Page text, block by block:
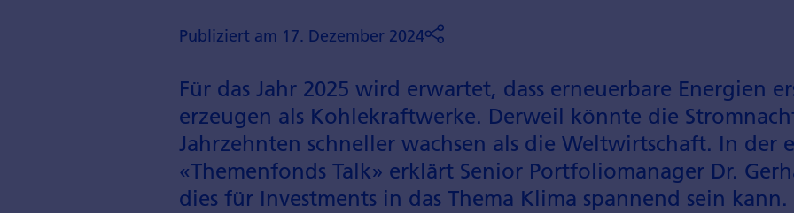
Publiziert am 17. Dezember 2024
Für das Jahr 2025 wird erwartet, dass erneuerbare Energien
erzeugen als Kohlekraft­werke. Derweil könnte die
Jahrzehnten schneller wachsen als die Weltwirtschaft. In der
«Themenfonds Talk» erklärt Senior Portfolio­manager Dr.
dies für Investments in das Thema Klima spannend sein kann.